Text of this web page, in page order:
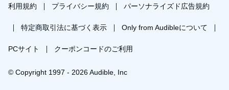
利用規約 プライバシー規約 パーソナライズド広告規約
特定商取引法に基づく表示 Only from Audibleについて
PCサイト クーポンコードのご利用
© Copyright 1997 - 2026 Audible, Inc